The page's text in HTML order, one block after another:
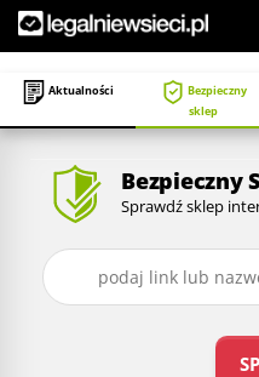
Aktualności
Bezpieczny
sklep
Bezpieczny
Sprawdź sklep